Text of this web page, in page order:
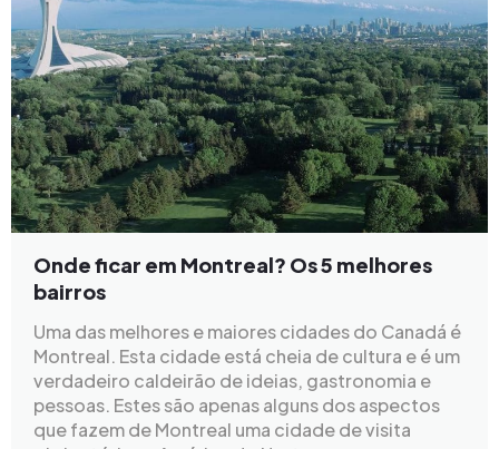
Onde ficar em Montreal? Os 5 melhores
bairros
Uma das melhores e maiores cidades do Canadá é
Montreal. Esta cidade está cheia de cultura e é um
verdadeiro caldeirão de ideias, gastronomia e
pessoas. Estes são apenas alguns dos aspectos
que fazem de Montreal uma cidade de visita